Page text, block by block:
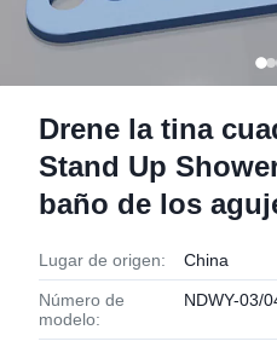
Drene la tina
Stand Up
baño de los
Lugar de origen: China
Número de
modelo:
NDWY-03/